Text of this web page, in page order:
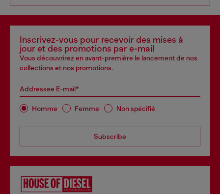
Inscrivez-vous pour recevoir des mises à
jour et des promotions par e-mail
Vous découvrirez en avant-première le lancement de nos
collections et nos promotions.
Addressee E-mail*
Homme Femme Non spécifié
Subscribe